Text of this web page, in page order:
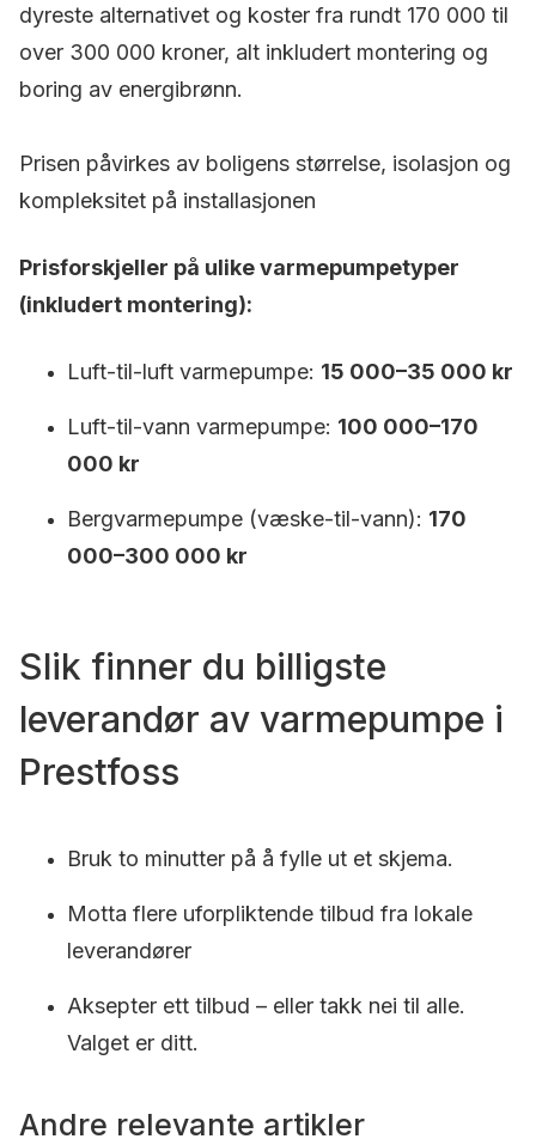
dyreste alternativet og koster fra rundt 170 000 til
over 300 000 kroner, alt inkludert montering og
boring av energibrønn.
Prisen påvirkes av boligens størrelse, isolasjon og
kompleksitet på installasjonen
Prisforskjeller på ulike varmepumpetyper
(inkludert montering):
Luft-til-luft varmepumpe: 15 000–35 000 kr
Luft-til-vann varmepumpe: 100 000–170
000 kr
Bergvarmepumpe (væske-til-vann): 170
000–300 000 kr
Slik finner du billigste
leverandør av varmepumpe i
Prestfoss
Bruk to minutter på å fylle ut et skjema.
Motta flere uforpliktende tilbud fra lokale
leverandører
Aksepter ett tilbud – eller takk nei til alle.
Valget er ditt.
Andre relevante artikler